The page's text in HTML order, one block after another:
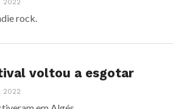
2022
rock.
voltou a esgotar
2022